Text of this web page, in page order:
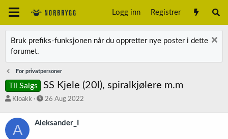
Logg inn Registrer
Bruk prefiks-funksjonen når du oppretter nye poster i dette
forumet.
For privatpersoner
Til Salgs SS Kjele (20l), spiralkjølere m.m
T
å
s
Kloakk
S
r
26 Aug 2022
A Aleksander_I